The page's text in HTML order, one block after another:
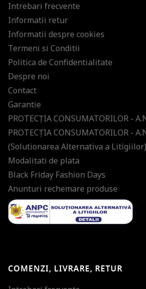
Intrebari frecvente
Informatii retur
Informatii despre cookies
Termeni si Conditii
Politica de Confidentialitate
Despre noi
Contact
Garantie
PROTECŢIA CONSUMATORILOR -
PROTECŢIA CONSUMATORILOR -
(Solutionarea Alternativa a Litigiilor)
Modalitati de plata
Black Friday Fashion Days
Anunturi rechemare produse
COMENZI, LIVRARE, RETUR